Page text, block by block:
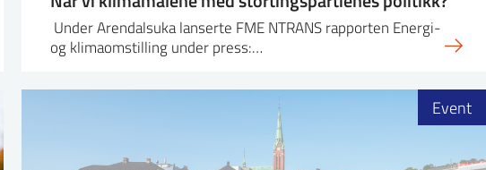
Under Arendalsuka lanserte FME NTRANS rapporten Energi-
og klimaomstilling under press:…
Event